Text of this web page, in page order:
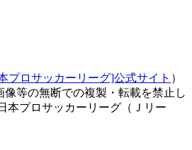
プロサッカーリーグ]公式サイト ）
像等の無断での複製・転載を禁止し
本プロサッカーリーグ（Ｊリー